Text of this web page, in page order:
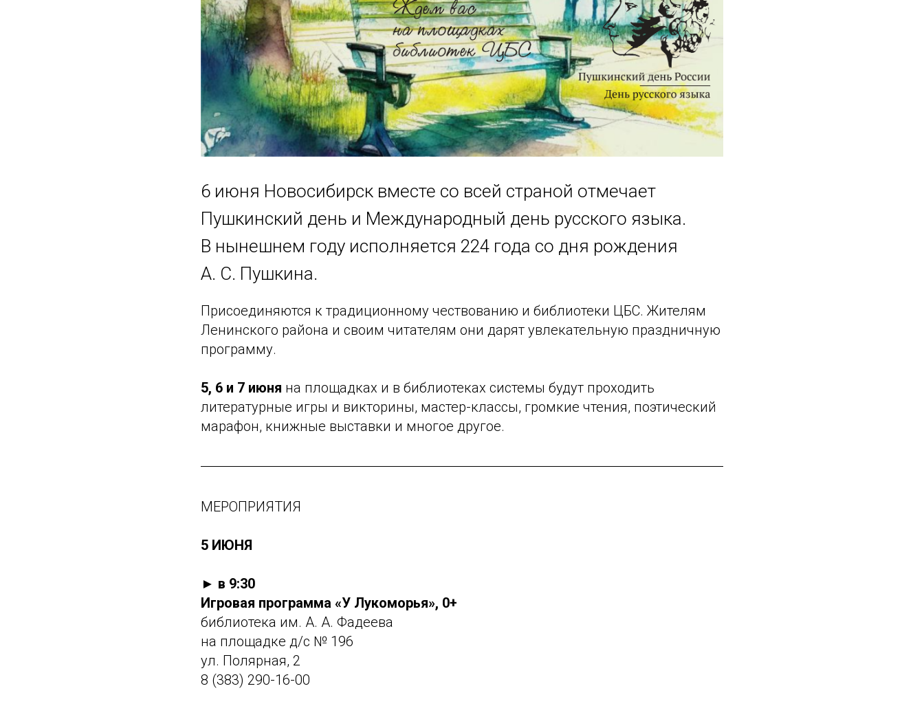
6 июня Новосибирск вместе со всей страной отмечает
Пушкинский день и Международный день русского языка.
В нынешнем году исполняется 224 года со дня рождения
А. С. Пушкина.
Присоединяются к традиционному чествованию и библиотеки ЦБС. Жителям
Ленинского района и своим читателям они дарят увлекательную праздничную
программу.
5, 6 и 7 июня на площадках и в библиотеках системы будут проходить
литературные игры и викторины, мастер-классы, громкие чтения, поэтический
марафон, книжные выставки и многое другое.
МЕРОПРИЯТИЯ
5 ИЮНЯ
► в 9:30
Игровая программа «У Лукоморья», 0+
библиотека им. А. А. Фадеева
на площадке д/с № 196
ул. Полярная, 2
8 (383) 290-16-00